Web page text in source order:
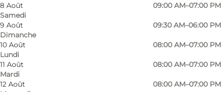
8 Août
Samedi
09:00 AM–07:00 PM
9 Août
Dimanche
09:30 AM–06:00 PM
10 Août
Lundi
08:00 AM–07:00 PM
11 Août
Mardi
08:00 AM–07:00 PM
12 Août
08:00 AM–07:00 PM
Starbucks is a well-known coffee chain that has